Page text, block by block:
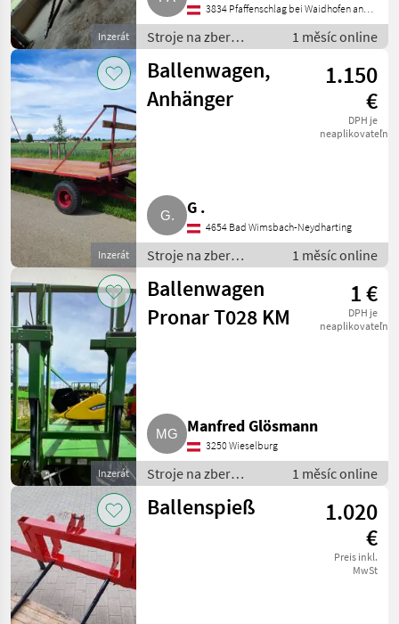
Inzerát
3834 Pfaffenschlag bei Waidhofen an
der Thaya
Stroje na zber
objemových krmív /
transportéry balíkov
1 měsíc online
Inzerát
Ballenwagen,
Anhänger
1.150
€
DPH je
neaplikovateľné
G .
4654 Bad Wimsbach-Neydharting
Stroje na zber
objemových krmív /
transportéry balíkov
1 měsíc online
Inzerát
Ballenwagen
Pronar T028 KM
1 €
DPH je
neaplikovateľné
Manfred Glösmann
3250 Wieselburg
Stroje na zber
objemových krmív /
transportéry balíkov
1 měsíc online
Ballenspieß
1.020
€
Preis inkl.
MwSt